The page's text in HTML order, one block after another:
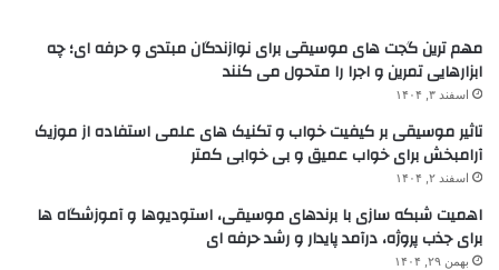
مهم ترین گجت های موسیقی برای نوازندگان مبتدی و حرفه ای؛ چه
ابزارهایی تمرین و اجرا را متحول می کنند
اسفند ۳, ۱۴۰۴
تاثیر موسیقی بر کیفیت خواب و تکنیک های علمی استفاده از موزیک
آرامبخش برای خواب عمیق و بی خوابی کمتر
اسفند ۲, ۱۴۰۴
اهمیت شبکه سازی با برندهای موسیقی، استودیوها و آموزشگاه ها
برای جذب پروژه، درآمد پایدار و رشد حرفه ای
بهمن ۲۹, ۱۴۰۴